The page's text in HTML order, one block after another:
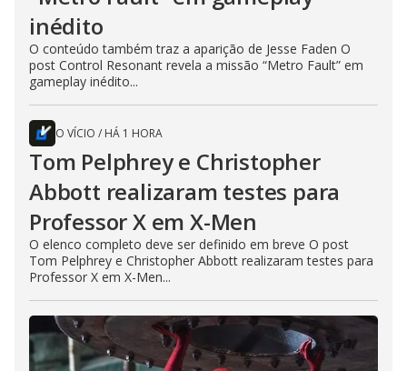
inédito
O conteúdo também traz a aparição de Jesse Faden O
post Control Resonant revela a missão “Metro Fault” em
gameplay inédito...
O VÍCIO / HÁ 1 HORA
Tom Pelphrey e Christopher
Abbott realizaram testes para
Professor X em X-Men
O elenco completo deve ser definido em breve O post
Tom Pelphrey e Christopher Abbott realizaram testes para
Professor X em X-Men...